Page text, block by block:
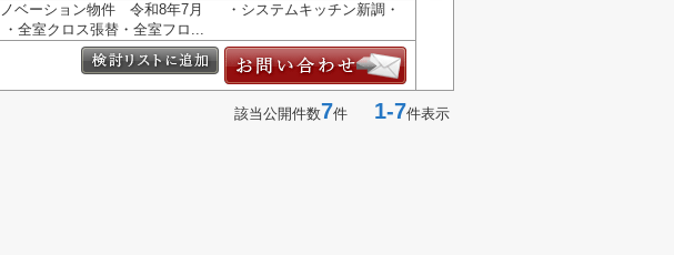
ベーション物件 令和8年7月 ・システムキッチン新調・
全室クロス張替・全室フロ...
該当公開件数7件 1-7件表示